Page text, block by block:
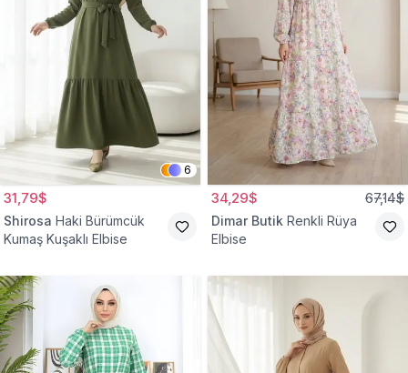
6
31,79$
Shirosa Haki Bürümcük
Kumaş Kuşaklı Elbise
34,29$ 67,14$
Dimar Butik Renkli Rüya
Elbise